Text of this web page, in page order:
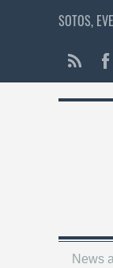
SOTOS,
News